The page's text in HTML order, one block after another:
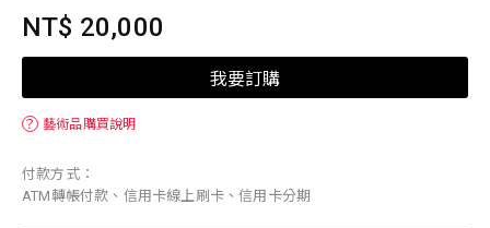
NT$ 20,000
我要訂購
？ 藝術品購買說明
付款方式：
ATM轉帳付款、信用卡線上刷卡、信用卡分期